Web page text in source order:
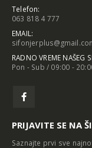
Telefon:
063 818 4 777
EMAIL:
RADNO VREME NAŠEG
Pon - Sub / 09:00 -
PRIJAVITE SE NA
Saznajte prvi sve